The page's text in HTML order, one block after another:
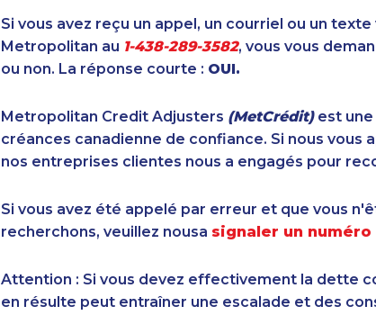
Si vous avez reçu un appel, un courriel ou un
Metropolitan au 1-438-289-3582, vous vous
ou non. La réponse courte : OUI.
Metropolitan Credit Adjusters (MetCrédit)est une
créances canadienne de confiance. Si nous vous
nos entreprises clientes nous a engagés pour
Si vous avez été appelé par erreur et que vous
recherchons, veuillez nousa signaler un
Attention : Si vous devez effectivement la dette
en résulte peut entraîner une escalade et des